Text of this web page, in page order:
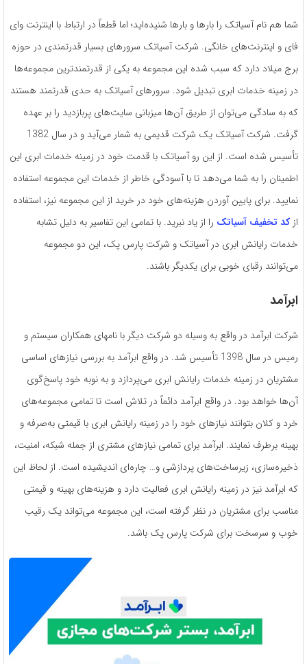
شما هم نام آسیاتک را بارها و بارها شنیده‌اید؛ اما قطعاً در ارتباط با اینترنت وای
فای و اینترنت‌های خانگی. شرکت آسیاتک سرورهای بسیار قدرتمندی در حوزه
برج میلاد دارد که سبب شده این مجموعه به یکی از قدرتمندترین مجموعه‌ها
در زمینه خدمات ابری تبدیل شود. سرورهای آسیاتک به حدی قدرتمند هستند
که به سادگی می‌توان از طریق آن‌ها میزبانی سایت‌های پربازدید را بر عهده
گرفت. شرکت آسیاتک یک شرکت قدیمی به شمار می‌آید و در سال 1382
تأسیس شده است. از این رو آسیاتک با قدمت خود در زمینه خدمات ابری این
اطمینان را به شما می‌دهد تا با آسودگی خاطر از خدمات این مجموعه استفاده
نمایید. برای پایین آوردن هزینه‌های خود در خرید از این مجموعه نیز، استفاده
ازکد تخفیف آسیاتک را از یاد نبرید. با تمامی این تفاسیر به دلیل تشابه
خدمات رایانش ابری در آسیاتک و شرکت پارس پک، این دو مجموعه
می‌توانند رقبای خوبی برای یکدیگر باشند.
ابرآمد
شرکت ابرآمد در واقع به وسیله دو شرکت دیگر با نامهای همکاران سیستم و
رمیس در سال 1398 تأسیس شد. در واقع ابرآمد به بررسی نیازهای اساسی
مشتریان در زمینه خدمات رایانش ابری می‌پردازد و به نوبه خود پاسخ‌گوی
آن‌ها خواهد بود. در واقع ابرآمد دائماً در تلاش است تا تمامی مجموعه‌های
خرد و کلان بتوانند نیازهای خود را در زمینه رایانش ابری با قیمتی به‌صرفه و
بهینه برطرف نمایند. ابرآمد برای تمامی نیازهای مشتری از جمله شبکه، امنیت،
ذخیره‌سازی، زیرساخت‌های پردازشی و… چاره‌ای اندیشیده است. از لحاظ این
که ابرآمد نیز در زمینه رایانش ابری فعالیت دارد و هزینه‌های بهینه و قیمتی
مناسب برای مشتریان در نظر گرفته است، این مجموعه می‌تواند یک رقیب
خوب و سرسخت برای شرکت پارس پک باشد.